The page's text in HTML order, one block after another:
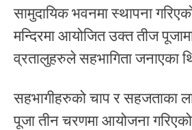
सामुदायिक भवनमा स्थापना
मन्दिरमा आयोजित उक्त तीज
व्रतालुहरुले सहभागिता जनाएका
सहभागीहरुको चाप र सहजताका
पूजा तीन चरणमा आयोजना